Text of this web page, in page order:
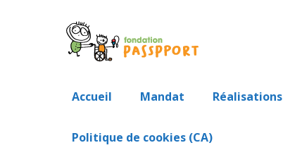
Accueil Mandat Réalisations
Politique de cookies (CA)